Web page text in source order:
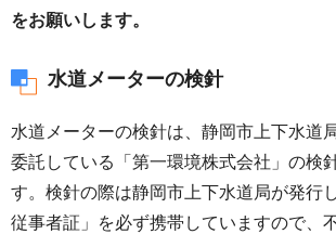
をお願いします。
水道メーターの検針
水道メーターの検針は、静岡市上下水道
委託している「第一環境株式会社」の検
す。検針の際は静岡市上下水道局が発行
従事者証」を必ず携帯していますので、